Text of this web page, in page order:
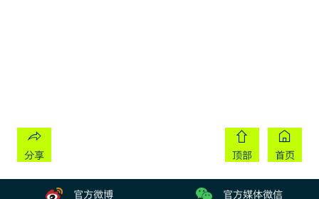
分享 顶部 首页
官方微博 官方媒体微信